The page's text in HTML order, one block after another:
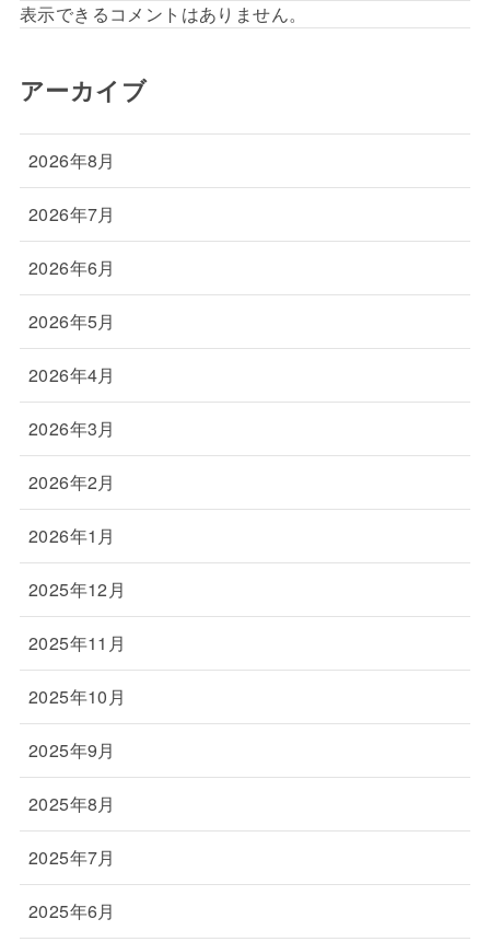
表示できるコメントはありません。
アーカイブ
2026年8月
2026年7月
2026年6月
2026年5月
2026年4月
2026年3月
2026年2月
2026年1月
2025年12月
2025年11月
2025年10月
2025年9月
2025年8月
2025年7月
2025年6月